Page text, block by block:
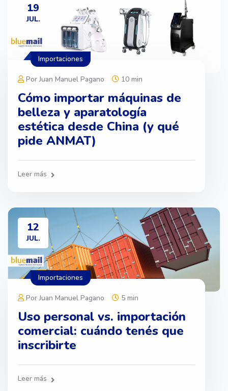
19
JUL.
Por Juan Manuel Pagano 10 min
Cómo importar máquinas de
belleza y aparatología
estética desde China (y qué
pide ANMAT)
Leer más
Importaciones
12
JUL.
Por Juan Manuel Pagano 5 min
Uso personal vs. importación
comercial: cuándo tenés que
inscribirte
Leer más
Importaciones